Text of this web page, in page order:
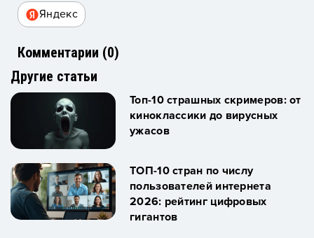
Яндекс
Комментарии (0)
Другие статьи
Топ-10 страшных скримеров: от
киноклассики до вирусных
ужасов
ТОП-10 стран по числу
пользователей интернета
2026: рейтинг цифровых
гигантов